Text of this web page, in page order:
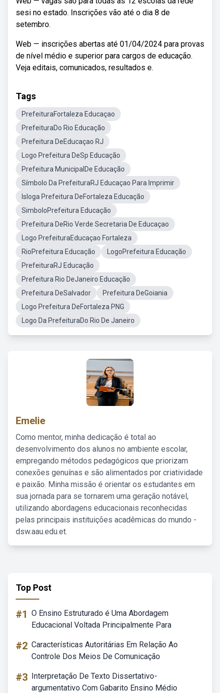
sesi no estado. Inscrições vão até o dia 8 de
setembro.
Web — inscrições abertas até 01/04/2024 para provas
de nível médio e superior para cargos de educação.
Veja editais, comunicados, resultados e.
Tags
PrefeituraFortaleza Educaçao
PrefeituraDo Rio Educação
Prefeitura DeEducaçao RJ
Logo Prefeitura DeSp Educação
Prefeitura MunicipalDe Educação
Símbolo Da PrefeituraRJ Educaçao Para Imprimir
Isloga Prefeitura DeFortaleza Educação
SimboloPrefeitura Educação
Prefeitura DeRio Verde Secretaria De Educaçao
Logo PrefeituraEducaçao Fortaleza
RioPrefeitura Educação
LogoPrefeitura Educação
PrefeituraRJ Educação
Prefeitura Rio DeJaneiro Educação
Prefeitura DeSalvador
Prefeitura DeGoiania
Logo Prefeitura DeFortaleza PNG
Logo Da PrefeituraDo Rio De Janeiro
Emelie
Como mentor, minha dedicação é total ao
desenvolvimento dos alunos no ambiente escolar,
empregando métodos pedagógicos que priorizam
conexões genuínas e são alimentados por criatividade
e paixão. Minha missão é orientar os estudantes em
sua jornada para se tornarem uma geração notável,
utilizando abordagens educacionais reconhecidas
pelas principais instituições acadêmicas do mundo -
dsw.aau.edu.et.
Top Post
#1 O Ensino Estruturado é Uma Abordagem
Educacional Voltada Principalmente Para
#2 Características Autoritárias Em Relação Ao
Controle Dos Meios De Comunicação
#3 Interpretação De Texto Dissertativo-
argumentativo Com Gabarito Ensino Médio